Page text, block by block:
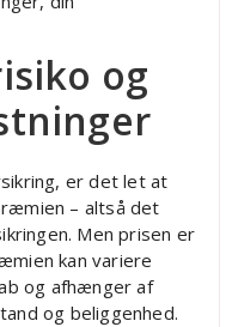
og
er det let at
– altså det
Men prisen er
kan variere
og afhænger af
og beliggenhed.